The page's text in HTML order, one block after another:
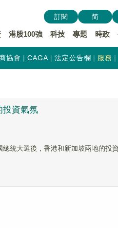
港股100強 科技 專題 時政
訂閱 简
協會 CAGA 法定公告欄 服務
投資氣氛
統大選後，香港和新加坡兩地的投